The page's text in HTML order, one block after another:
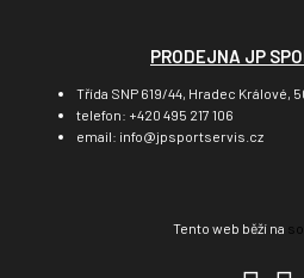
PRODEJNA JP
Třída SNP 619/44, Hradec Králové,
telefon: +420 495 217 106
email: info@jpsportservis.cz
Tento web běží na